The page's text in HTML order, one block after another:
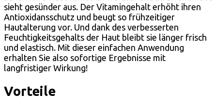
sieht gesünder aus. Der Vitamingehalt erhöht ihren
Antioxidansschutz und beugt so frühzeitiger
Hautalterung vor. Und dank des verbesserten
Feuchtigkeitsgehalts der Haut bleibt sie länger frisch
und elastisch. Mit dieser einfachen Anwendung
erhalten Sie also sofortige Ergebnisse mit
langfristiger Wirkung!
Vorteile